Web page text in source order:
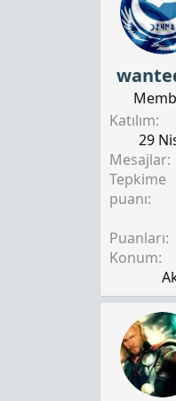
Katılım
29
Mesajlar
Tepkime
puanı
Puanları
Konum